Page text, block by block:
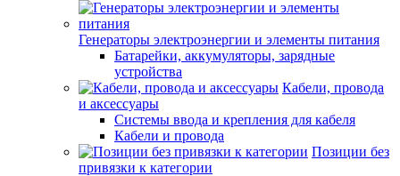
Генераторы электроэнергии и элементы питания
Батарейки, аккумуляторы, зарядные
устройства
Кабели, провода
и аксессуары
Системы ввода и крепления для кабеля
Кабели и провода
Позиции без
привязки к категории